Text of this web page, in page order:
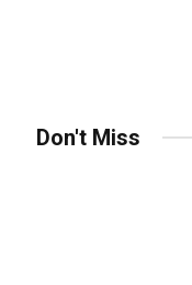
Don't Miss